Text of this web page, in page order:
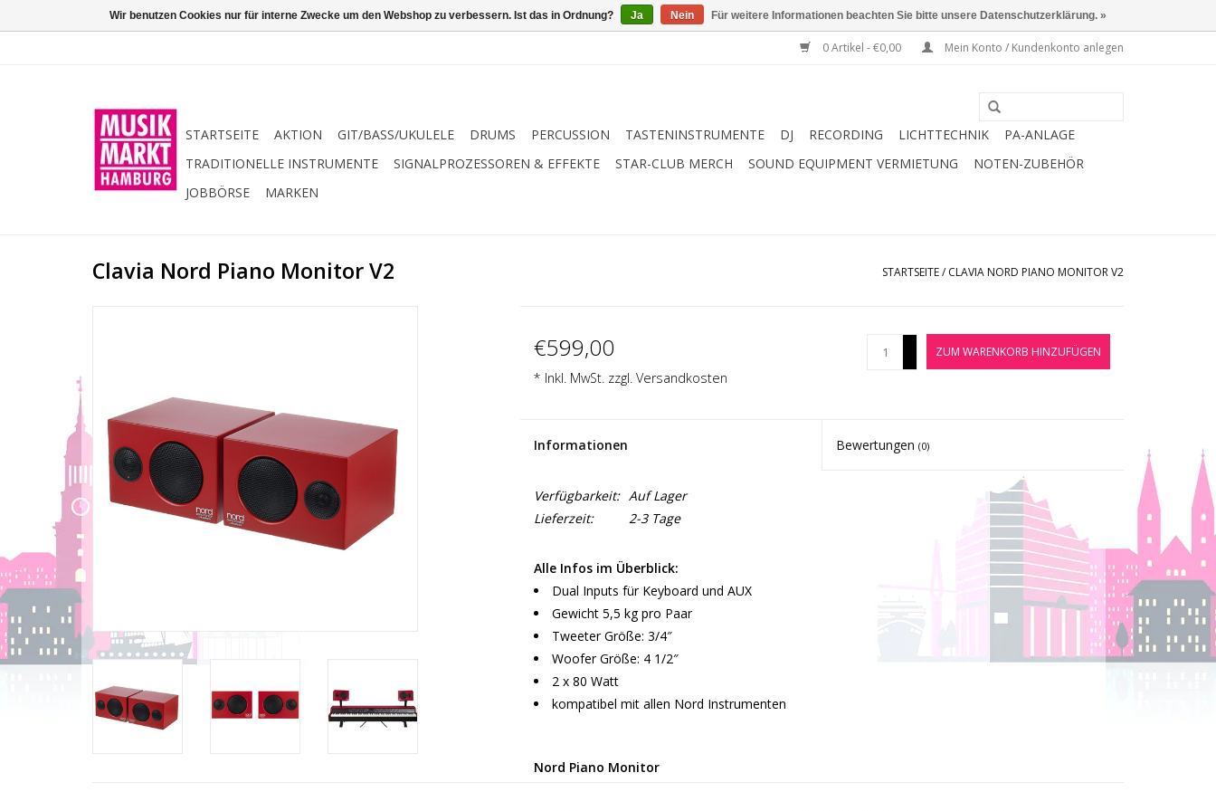
0 Artikel - €0,00 Mein Konto / Kundenkonto anlegen
STARTSEITE AKTION GIT/BASS/UKULELE DRUMS PERCUSSION TASTENINSTRUMENTE DJ RECORDING LICHTTECHNIK
PA-ANLAGE
TRADITIONELLE INSTRUMENTE
SIGNALPROZESSOREN & EFFEKTE STAR-CLUB MERCH SOUND EQUIPMENT VERMIETUNG
NOTEN-ZUBEHÖR
JOBBÖRSE
MARKEN
Clavia Nord Piano Monitor V2 STARTSEITE/ CLAVIA NORD PIANO MONITOR V2
€599,00
* Inkl. MwSt. zzgl. Versandkosten
ZUM WARENKORB HINZUFÜGEN
Informationen Bewertungen(0)
Verfügbarkeit: Auf Lager
Lieferzeit:
2-3 Tage
Alle Infos im Überblick:
Dual Inputs für Keyboard und AUX
Gewicht 5,5 kg pro Paar
Tweeter Größe: 3/4″
Woofer Größe: 4 1/2″
2 x 80 Watt
kompatibel mit allen Nord Instrumenten
Nord Piano Monitor
Wir benutzen Cookies nur für interne Zwecke um den Webshop zu verbessern. Ist das in Ordnung? Ja Nein Für weitere Informationen beachten Sie bitte unsere Datenschutzerklärung. »